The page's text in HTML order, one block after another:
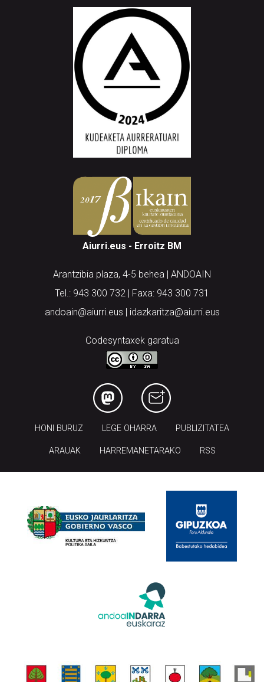
Aiurri.eus - Erroitz BM
Arantzibia plaza, 4-5 behea | ANDOAIN
Tel.: 943 300 732 | Faxa: 943 300 731
andoain@aiurri.eus | idazkaritza@aiurri.eus
Codesyntaxek garatua
HONI BURUZ LEGE OHARRA PUBLIZITATEA
ARAUAK HARREMANETARAKO RSS